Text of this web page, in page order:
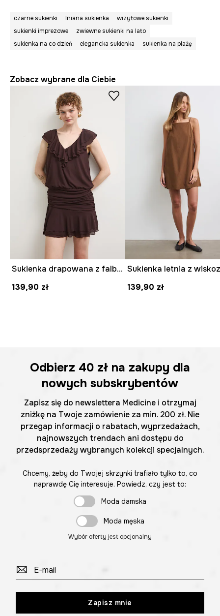
czarne sukienki lniana sukienka
wizytowe sukienki
sukienki imprezowe
zwiewne sukienki na lato
sukienka na co dzień
elegancka sukienka sukienka na plażę
Zobacz wybrane dla Ciebie
Sukienka drapowana z falbaną
139,90 zł
139,90 zł
Odbierz 40 zł na zakupy dla
nowych subskrybentów
Zapisz się do newslettera Medicine i otrzymaj
zniżkę na Twoje zamówienie za min. 200 zł. Nie
przegap informacji o rabatach, wyprzedażach,
najnowszych trendach ani dostępu do
przedsprzedaży wybranych kolekcji specjalnych.
Chcemy, żeby do Twojej skrzynki trafiało tylko to, co
naprawdę Cię interesuje. Powiedz, czy jest to:
Moda damska
Moda męska
Wybór oferty jest opcjonalny
Zapisz mnie